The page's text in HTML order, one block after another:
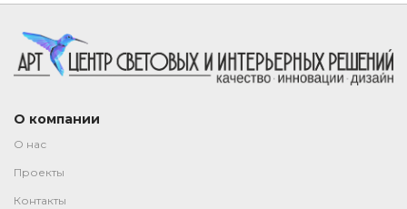
О компании
О нас
Проекты
Контакты